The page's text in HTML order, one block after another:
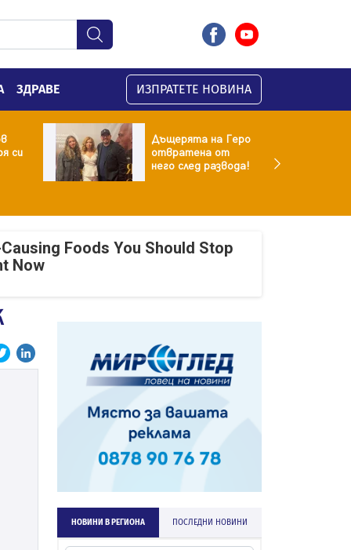
ЗДРАВЕ ИЗПРАТЕТЕ НОВИНА
си
Дъщерята на Геро
отвратена от
него след развода!
Foods You Should Stop
Now
НОВИНИ В РЕГИОНА ПОСЛЕДНИ НОВИНИ